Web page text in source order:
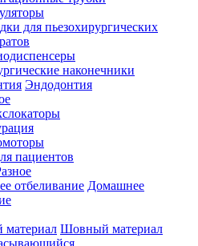
для пьезохирургических
наконечники
Эндодонтия
пациентов
Домашнее
Шовный материал